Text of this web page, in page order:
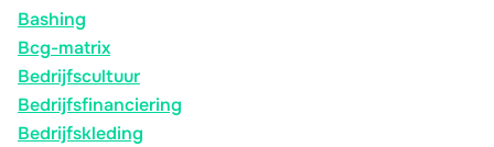
Bashing
Bcg-matrix
Bedrijfscultuur
Bedrijfsfinanciering
Bedrijfskleding